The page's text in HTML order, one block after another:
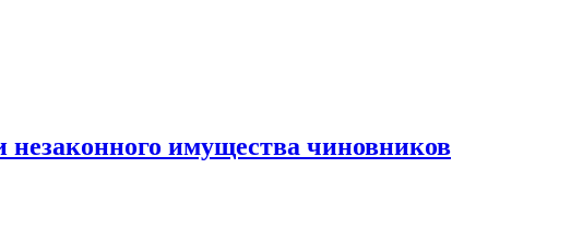
незаконного имущества чиновников